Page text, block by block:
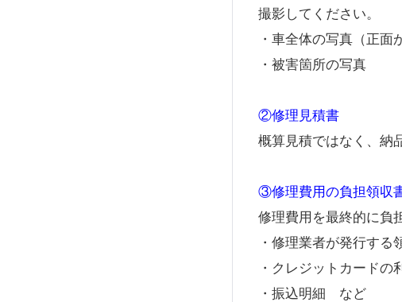
撮影してください。
・車全体の写真（正面
・被害箇所の写真
②修理見積書
概算見積ではなく、納
③修理費用の負担領収
修理費用を最終的に負
・修理業者が発行する
・クレジットカードの
・振込明細 など